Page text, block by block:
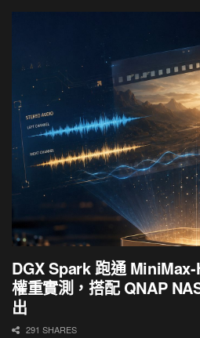
DGX Spark 跑通 MiniMax-
權重實測，搭配 QNAP
出
291 SHARES